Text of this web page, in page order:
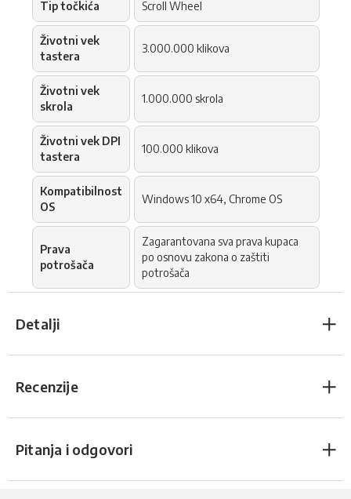
Tip točkića Scroll Wheel
Životni vek
tastera
3.000.000 klikova
Životni vek
skrola
1.000.000 skrola
Životni vek DPI
tastera
100.000 klikova
Kompatibilnost
OS
Windows 10 x64, Chrome OS
Prava
potrošača
Zagarantovana sva prava kupaca
po osnovu zakona o zaštiti
potrošača
Detalji
Recenzije
Pitanja i odgovori